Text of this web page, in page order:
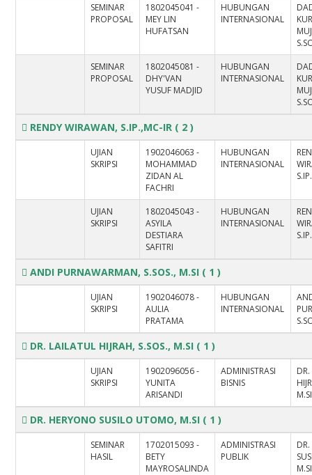
SEMINAR
PROPOSAL
1802045041 -
MEY LIN
HUFATSAN
HUBUNGAN
INTERNASIONAL
SEMINAR
PROPOSAL
1802045081 -
DHY'VAN
YUSUF MADJID
HUBUNGAN
INTERNASIONAL
RENDY WIRAWAN, S.IP.,MC-IR ( 2 )
UJIAN
SKRIPSI
1902046063 -
MOHAMMAD
ZIDAN AL
FACHRI
HUBUNGAN
INTERNASIONAL
UJIAN
SKRIPSI
1802045043 -
ASYILA
DESTIARA
SAFITRI
HUBUNGAN
INTERNASIONAL
ANDI PURNAWARMAN, S.SOS., M.SI ( 1 )
UJIAN
SKRIPSI
1902046078 -
AULIA
PRATAMA
HUBUNGAN
INTERNASIONAL
DR. LAILATUL HIJRAH, S.SOS., M.SI ( 1 )
UJIAN
SKRIPSI
1902096056 -
YUNITA
ARISANDI
ADMINISTRASI
BISNIS
M.SI
DR. HERYONO SUSILO UTOMO, M.SI ( 1 )
SEMINAR
HASIL
1702015093 -
BETY
MAYROSALINDA
ADMINISTRASI
PUBLIK
M.SI